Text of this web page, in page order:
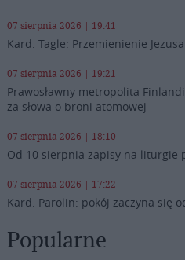
07 sierpnia 2026 | 19:41
Kard. Tagle: Przemienienie
07 sierpnia 2026 | 19:21
Prawosławny metropolita
za słowa o broni atomowej
07 sierpnia 2026 | 18:10
Od 10 sierpnia zapisy na liturgie
07 sierpnia 2026 | 17:22
Kard. Parolin: pokój zaczyna się
Popularne